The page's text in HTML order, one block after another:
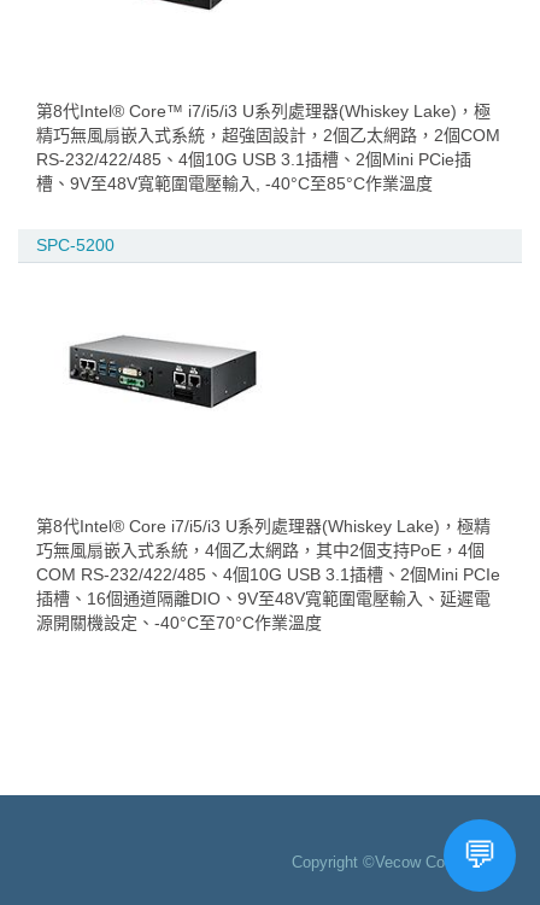
第8代Intel® Core™ i7/i5/i3 U系列處理器(Whiskey Lake)，極
精巧無風扇嵌入式系統，超強固設計，2個乙太網路，2個COM
RS-232/422/485、4個10G USB 3.1插槽、2個Mini PCie插
槽、9V至48V寬範圍電壓輸入, -40°C至85°C作業溫度
SPC-5200
第8代Intel® Core i7/i5/i3 U系列處理器(Whiskey Lake)，極精
巧無風扇嵌入式系統，4個乙太網路，其中2個支持PoE，4個
COM RS-232/422/485、4個10G USB 3.1插槽、2個Mini PCIe
插槽、16個通道隔離DIO、9V至48V寬範圍電壓輸入、延遲電
源開關機設定、-40°C至70°C作業溫度
Copyright ©Vecow Co., Ltd.